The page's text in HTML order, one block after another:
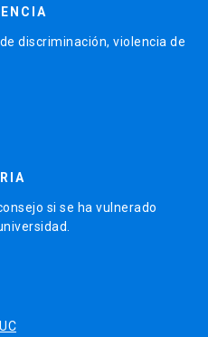
discriminación, violencia de
si se ha vulnerado